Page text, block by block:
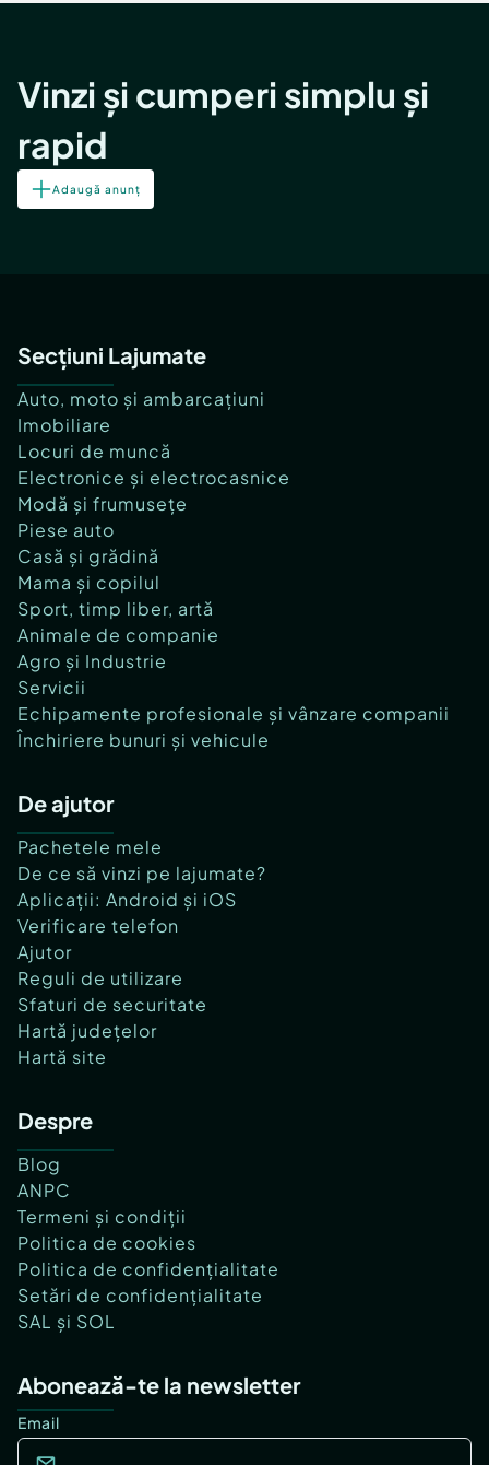
Vinzi și cumperi simplu și
rapid
Adaugă anunț
Secțiuni Lajumate
Auto, moto și ambarcațiuni
Imobiliare
Locuri de muncă
Electronice și electrocasnice
Modă și frumusețe
Piese auto
Casă și grădină
Mama și copilul
Sport, timp liber, artă
Animale de companie
Agro și Industrie
Servicii
Echipamente profesionale și vânzare companii
Închiriere bunuri și vehicule
De ajutor
Pachetele mele
De ce să vinzi pe lajumate?
Aplicații: Android și iOS
Verificare telefon
Ajutor
Reguli de utilizare
Sfaturi de securitate
Hartă județelor
Hartă site
Despre
Blog
ANPC
Termeni și condiții
Politica de cookies
Politica de confidențialitate
Setări de confidențialitate
SAL și SOL
Abonează-te la newsletter
Email